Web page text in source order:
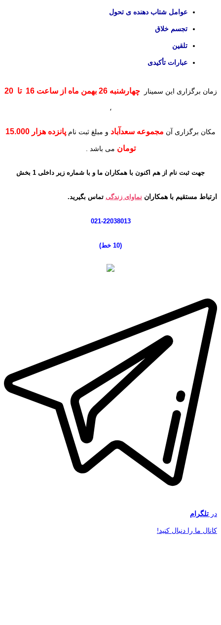
عوامل شتاب دهنده ی تحول
تجسم خلاق
تلقین
عبارات تأکیدی
زمان برگزاری این سمینارچهارشنبه 26 بهمن ماه از ساعت 16 تا 20
،
مکان برگزاری آن مجموعه سعدآباد و مبلغ ثبت نام
پانزده هزار 15.000
تومان می باشد .
جهت ثبت نام از هم اکنون با همکاران ما و با شماره زیر داخلی 1 بخش
ارتباط مستقیم با همکاران نماوای زندگی تماس بگیرید.
021-22038013
(10 خط )
در تلگرام
کانال ما را دنبال کنید!